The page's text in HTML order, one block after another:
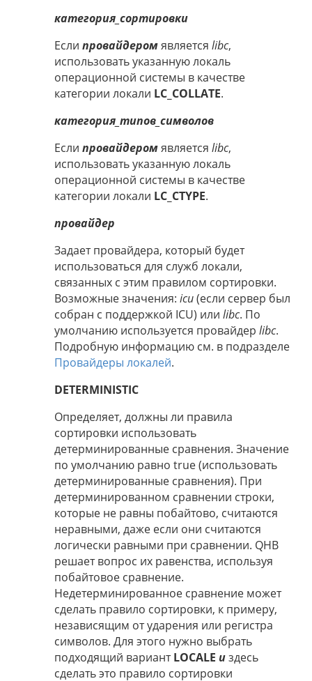
категория_сортировки
Если провайдеромявляется libc,
использовать указанную локаль
операционной системы в качестве
категории локали LC_COLLATE.
категория_типов_символов
Если провайдеромявляется libc,
использовать указанную локаль
операционной системы в качестве
категории локали LC_CTYPE.
провайдер
Задает провайдера, который будет
использоваться для служб локали,
связанных с этим правилом сортировки.
Возможные значения: icu(если сервер был
собран с поддержкой ICU) или libc. По
умолчанию используется провайдер libc.
Подробную информацию см. в подразделе
Провайдеры локалей.
DETERMINISTIC
Определяет, должны ли правила
сортировки использовать
детерминированные сравнения. Значение
по умолчанию равно true (использовать
детерминированные сравнения). При
детерминированном сравнении строки,
которые не равны побайтово, считаются
неравными, даже если они считаются
логически равными при сравнении. QHB
решает вопрос их равенства, используя
побайтовое сравнение.
Недетерминированное сравнение может
сделать правило сортировки, к примеру,
независящим от ударения или регистра
символов. Для этого нужно выбрать
подходящий вариантLOCALE издесь
сделать это правило сортировки